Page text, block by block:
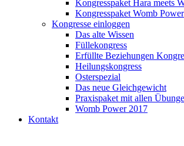
Kongresspaket Hara meets
Kongresspaket Womb Power
Kongresse einloggen
Das alte Wissen
Füllekongress
Erfüllte Beziehungen
Heilungskongress
Osterspezial
Das neue Gleichgewicht
Praxispaket mit allen
Womb Power 2017
Kontakt